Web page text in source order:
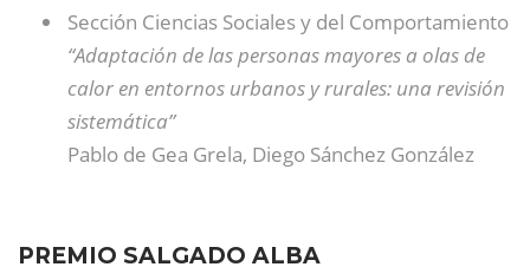
Sección Ciencias Sociales y del Comportamiento
“Adaptación de las personas mayores a olas de
calor en entornos urbanos y rurales: una revisión
sistemática”
Pablo de Gea Grela, Diego Sánchez González
PREMIO SALGADO ALBA